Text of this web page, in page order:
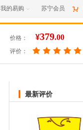
我的易购  苏宁会员 
价格： ¥379.00
评价：
最新评价